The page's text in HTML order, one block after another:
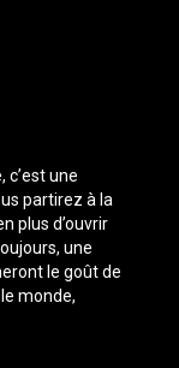
c’est une
partirez à la
plus d’ouvrir
une
le goût de
monde,